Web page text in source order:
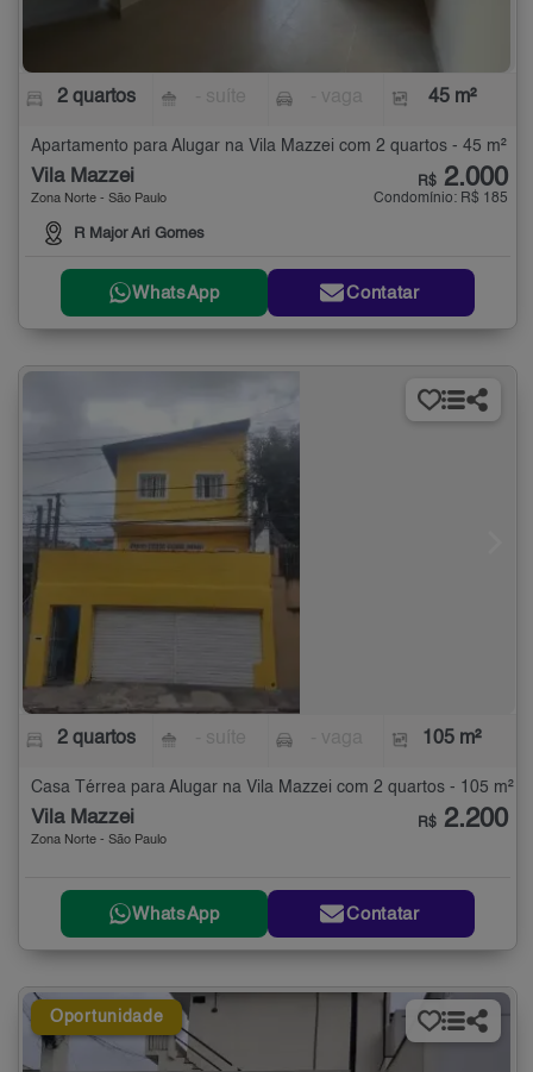
2 quartos 45 m²
Apartamento para Alugar na Vila Mazzei com 2 quartos - 45 m²
Vila Mazzei
Zona Norte - São Paulo
R Major Ari Gomes
R$ 2.000
Condomínio: R$ 185
WhatsApp Contatar
2 quartos 105 m²
Casa Térrea para Alugar na Vila Mazzei com 2 quartos - 105 m²
Vila Mazzei
Zona Norte - São Paulo
R$ 2.200
WhatsApp Contatar
Oportunidade